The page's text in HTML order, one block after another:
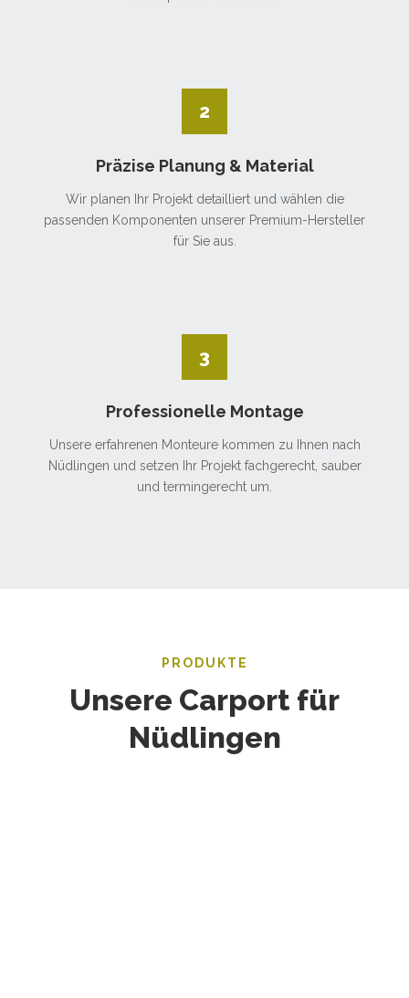
2
Präzise Planung & Material
Wir planen Ihr Projekt detailliert und wählen die
passenden Komponenten unserer Premium-Hersteller
für Sie aus.
3
Professionelle Montage
Unsere erfahrenen Monteure kommen zu Ihnen nach
Nüdlingen und setzen Ihr Projekt fachgerecht, sauber
und termingerecht um.
PRODUKTE
Unsere Carport für
Nüdlingen